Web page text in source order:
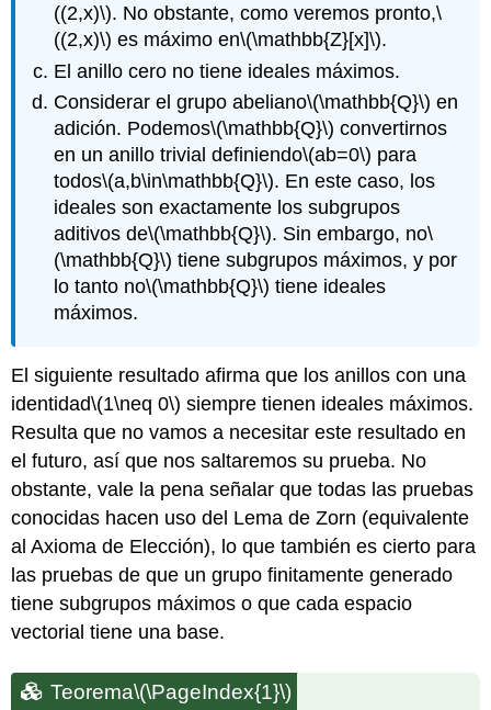
((2,x)\). No obstante, como veremos pronto,\
((2,x)\) es máximo en\(\mathbb{Z}[x]\).
El anillo cero no tiene ideales máximos.
Considerar el grupo abeliano\(\mathbb{Q}\) en
adición. Podemos\(\mathbb{Q}\) convertirnos
en un anillo trivial definiendo\(ab=0\) para
todos\(a,b\in\mathbb{Q}\). En este caso, los
ideales son exactamente los subgrupos
aditivos de\(\mathbb{Q}\). Sin embargo, no\
(\mathbb{Q}\) tiene subgrupos máximos, y por
lo tanto no\(\mathbb{Q}\) tiene ideales
máximos.
El siguiente resultado afirma que los anillos con una
identidad\(1\neq 0\) siempre tienen ideales máximos.
Resulta que no vamos a necesitar este resultado en
el futuro, así que nos saltaremos su prueba. No
obstante, vale la pena señalar que todas las pruebas
conocidas hacen uso del Lema de Zorn (equivalente
al Axioma de Elección), lo que también es cierto para
las pruebas de que un grupo finitamente generado
tiene subgrupos máximos o que cada espacio
vectorial tiene una base.
Teorema\(\PageIndex{1}\)